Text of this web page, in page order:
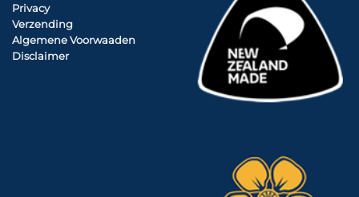
Privacy
Verzending
Algemene Voorwaaden
Disclaimer